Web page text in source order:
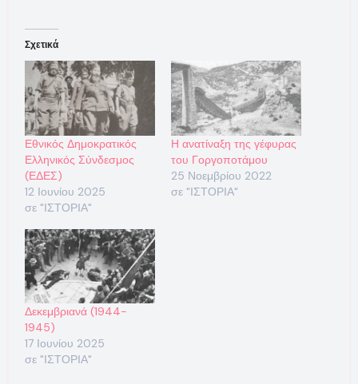
Σχετικά
Εθνικός Δημοκρατικός
Ελληνικός Σύνδεσμος
(ΕΔΕΣ)
12 Ιουνίου 2025
σε "ΙΣΤΟΡΙΑ"
Η ανατίναξη της γέφυρας
του Γοργοποτάμου
25 Νοεμβρίου 2022
σε "ΙΣΤΟΡΙΑ"
Δεκεμβριανά (1944-
1945)
17 Ιουνίου 2025
σε "ΙΣΤΟΡΙΑ"